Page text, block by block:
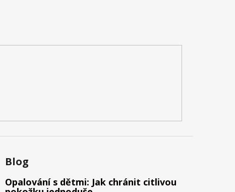
Blog
Opalování s dětmi: Jak chránit citlivou